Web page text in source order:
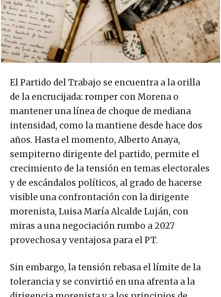
El Partido del Trabajo se encuentra a la orilla
de la encrucijada: romper con Morena o
mantener una línea de choque de mediana
intensidad, como la mantiene desde hace dos
años. Hasta el momento, Alberto Anaya,
sempiterno dirigente del partido, permite el
crecimiento de la tensión en temas electorales
y de escándalos políticos, al grado de hacerse
visible una confrontación con la dirigente
morenista, Luisa María Alcalde Luján, con
miras a una negociación rumbo a 2027
provechosa y ventajosa para el PT.
Sin embargo, la tensión rebasa el límite de la
tolerancia y se convirtió en una afrenta a la